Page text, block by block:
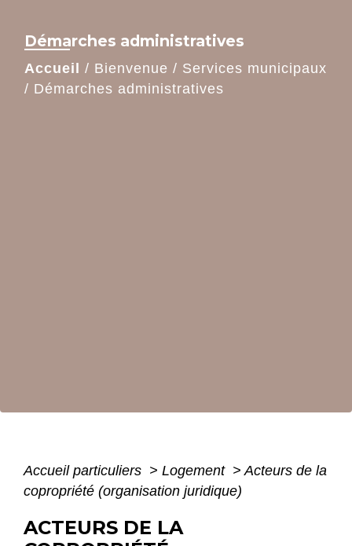
Démarches administratives
Accueil / Bienvenue / Services municipaux
/ Démarches administratives
Accueil particuliers > Logement > Acteurs de la
copropriété (organisation juridique)
ACTEURS DE LA